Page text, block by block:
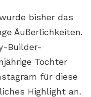
bisher das
Äußerlichkeiten.
Builder-
Tochter
für diese
Highlight an.